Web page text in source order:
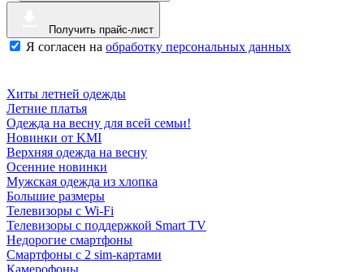
Получить прайс-лист
Я согласен на обработку персональных данных
Хиты летней одежды
Летние платья
Одежда на весну для всей семьи!
Новинки от KMI
Верхняя одежда на весну
Осенние новинки
Мужская одежда из хлопка
Большие размеры
Телевизоры с Wi-Fi
Телевизоры с поддержкой Smart TV
Недорогие смартфоны
Смартфоны с 2 sim-картами
Камерофоны